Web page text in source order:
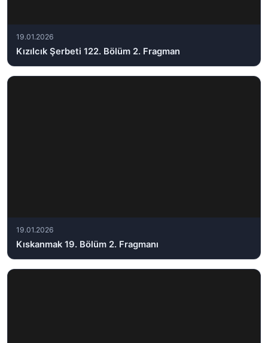
19.01.2026
Kızılcık Şerbeti 122. Bölüm 2. Fragman
19.01.2026
Kıskanmak 19. Bölüm 2. Fragmanı